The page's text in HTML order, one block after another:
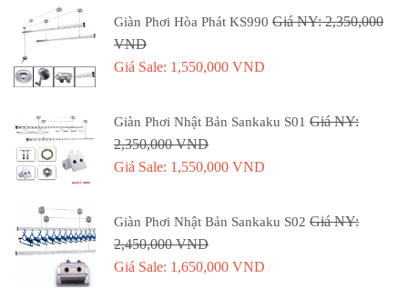
Giàn Phơi Hòa Phát KS990 Giá NY: 2,350,000
VND
Giá Sale: 1,550,000 VND
Giàn Phơi Nhật Bản Sankaku S01 Giá NY:
2,350,000 VND
Giá Sale: 1,550,000 VND
Giàn Phơi Nhật Bản Sankaku S02 Giá NY:
2,450,000 VND
Giá Sale: 1,650,000 VND